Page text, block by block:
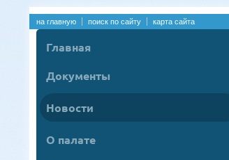
на главную поиск по сайту карта сайта
Главная
Документы
Новости
О палате